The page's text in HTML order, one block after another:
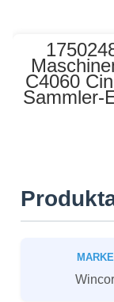
C4060
Sammler-
MARKE
Wincor